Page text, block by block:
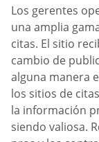
Los gerentes
una amplia
citas. El sitio
cambio de
alguna manera
los sitios de
la información
siendo valiosa.